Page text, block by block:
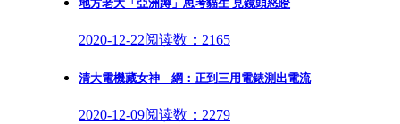
地方老大「亞洲蹲」思考貓生 見鏡頭怒瞪
2020-12-22阅读数：2165
清大電機藏女神 網：正到三用電錶測出電流
2020-12-09阅读数：2279